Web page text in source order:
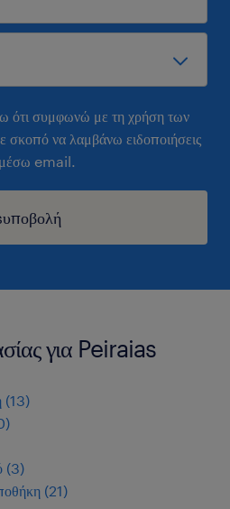
ότι συμφωνώ με τη χρήση των
σκοπό να λαμβάνω ειδοποιήσεις
μέσω email.
για Peiraias
(13)
)
(3)
(21)